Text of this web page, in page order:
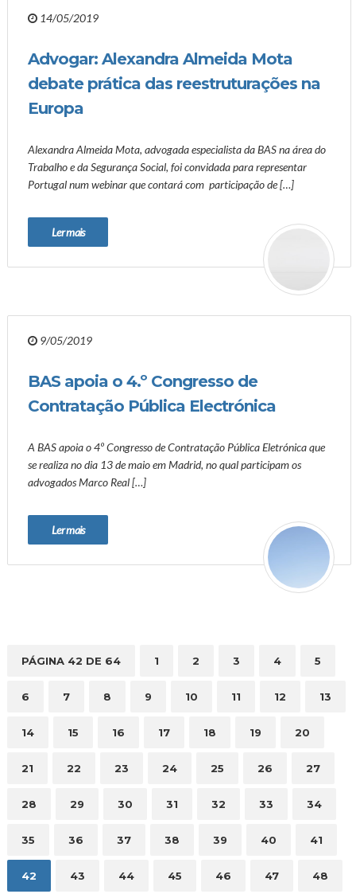
14/05/2019
Advogar: Alexandra Almeida Mota
debate prática das reestruturações na
Europa
Alexandra Almeida Mota, advogada especialista da BAS na área do
Trabalho e da Segurança Social, foi convidada para representar
Portugal num webinar que contará com participação de […]
Ler mais
9/05/2019
BAS apoia o 4.º Congresso de
Contratação Pública Electrónica
A BAS apoia o 4º Congresso de Contratação Pública Eletrónica que
se realiza no dia 13 de maio em Madrid, no qual participam os
advogados Marco Real […]
Ler mais
PÁGINA 42 DE 64 1 2 3 4 5
6 7 8 9 10 11 12 13
14 15 16 17 18 19 20
21 22 23 24 25 26 27
28 29 30 31 32 33 34
35 36 37 38 39 40 41
42 43 44 45 46 47 48